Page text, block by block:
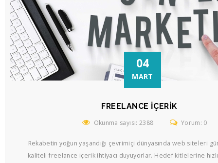
04
MART
FREELANCE İÇERIK
Okunma sayısı: 2388 Yorum: 0
Rekabetin yoğun yaşandığı çevrimiçi dünyasında web siteleri
kaliteli freelance içerik ihtiyacı duyuyorlar. Hedef kitlelerine